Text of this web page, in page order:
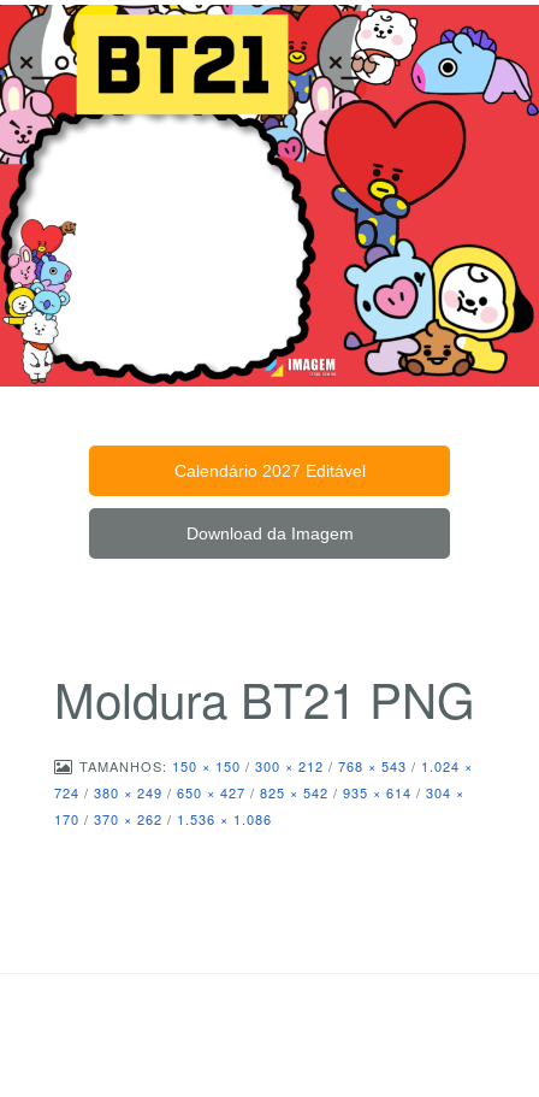
Calendário 2027 Editável
Download da Imagem
Moldura BT21 PNG
TAMANHOS: 150 × 150 / 300 × 212 / 768 × 543 / 1.024 ×
724 / 380 × 249 / 650 × 427 / 825 × 542 / 935 × 614 / 304 ×
170 / 370 × 262 / 1.536 × 1.086